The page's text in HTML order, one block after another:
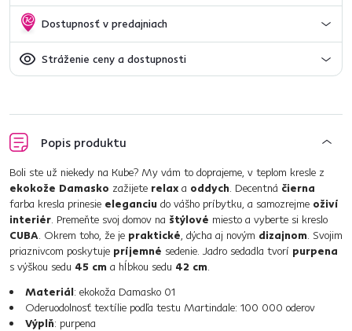
Dostupnosť v predajniach
Stráženie ceny a dostupnosti
Popis produktu
Boli ste už niekedy na Kube? My vám to doprajeme, v teplom kresle z
ekokože Damasko zažijete relax a oddych. Decentná čierna
farba kresla prinesie eleganciu do vášho príbytku, a samozrejme oživí
interiér. Premeňte svoj domov na štýlové miesto a vyberte si kreslo
CUBA. Okrem toho, že je praktické, dýcha aj novým dizajnom. Svojim
priaznivcom poskytuje príjemné sedenie. Jadro sedadla tvorí purpena
s výškou sedu 45 cm a hĺbkou sedu 42 cm.
Materiál: ekokoža Damasko 01
Oderuodolnosť textílie podľa testu Martindale: 100 000 oderov
Výplň: purpena